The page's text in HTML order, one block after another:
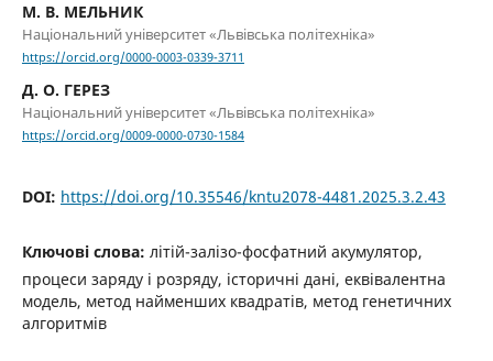
М. В. МЕЛЬНИК
Національний університет «Львівська політехніка»
https://orcid.org/0000-0003-0339-3711
Д. О. ГЕРЕЗ
Національний університет «Львівська політехніка»
https://orcid.org/0009-0000-0730-1584
DOI: https://doi.org/10.35546/kntu2078-4481.2025.3.2.43
Ключові слова: літій-залізо-фосфатний акумулятор,
процеси заряду і розряду, історичні дані, еквівалентна
модель, метод найменших квадратів, метод генетичних
алгоритмів